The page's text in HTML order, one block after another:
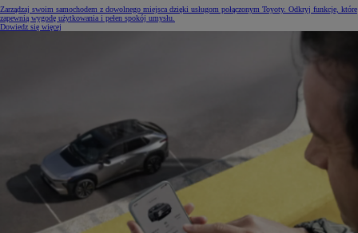
Zarządzaj swoim samochodem z dowolnego miejsca dzięki usługom połączonym Toyoty. Odkryj funkcje, które
zapewnią wygodę użytkowania i pełen spokój umysłu.
Dowiedz się więcej